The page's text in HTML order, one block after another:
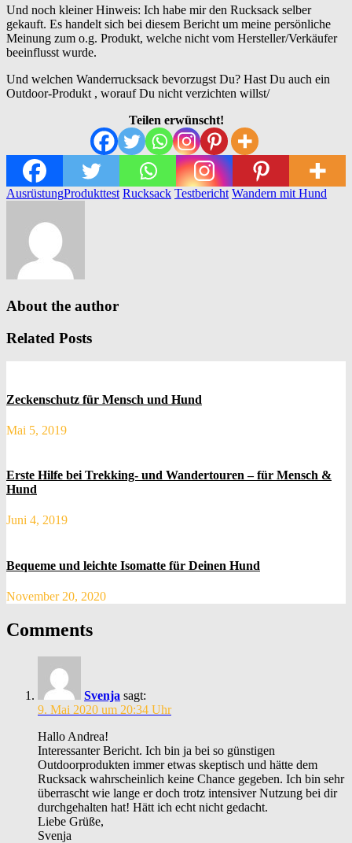
Und noch kleiner Hinweis: Ich habe mir den Rucksack selber
gekauft. Es handelt sich bei diesem Bericht um meine persönliche
Meinung zum o.g. Produkt, welche nicht vom Hersteller/Verkäufer
beeinflusst wurde.
Und welchen Wanderrucksack bevorzugst Du? Hast Du auch ein
Outdoor-Produkt , worauf Du nicht verzichten willst/
Teilen erwünscht!
AusrüstungProdukttest Rucksack Testbericht Wandern mit Hund
About the author
Related Posts
Zeckenschutz für Mensch und Hund
Mai 5, 2019
Erste Hilfe bei Trekking- und Wandertouren – für Mensch &
Hund
Juni 4, 2019
Bequeme und leichte Isomatte für Deinen Hund
November 20, 2020
Comments
Svenja sagt:
9. Mai 2020 um 20:34 Uhr
Hallo Andrea!
Interessanter Bericht. Ich bin ja bei so günstigen
Outdoorprodukten immer etwas skeptisch und hätte dem
Rucksack wahrscheinlich keine Chance gegeben. Ich bin sehr
überrascht wie lange er doch trotz intensiver Nutzung bei dir
durchgehalten hat! Hätt ich echt nicht gedacht.
Liebe Grüße,
Svenja